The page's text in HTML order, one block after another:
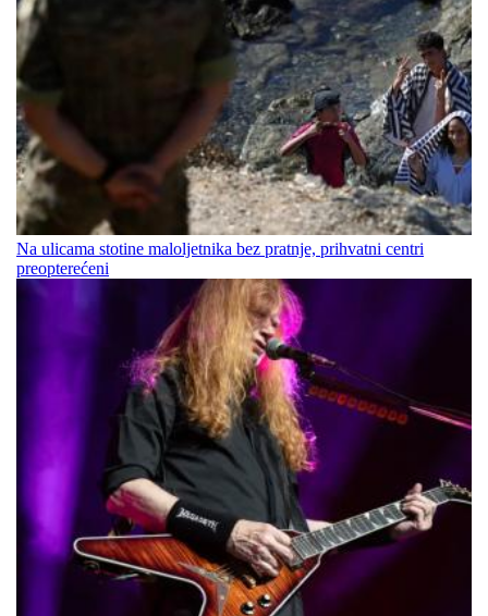
Na ulicama stotine maloljetnika bez pratnje, prihvatni centri
preopterećeni